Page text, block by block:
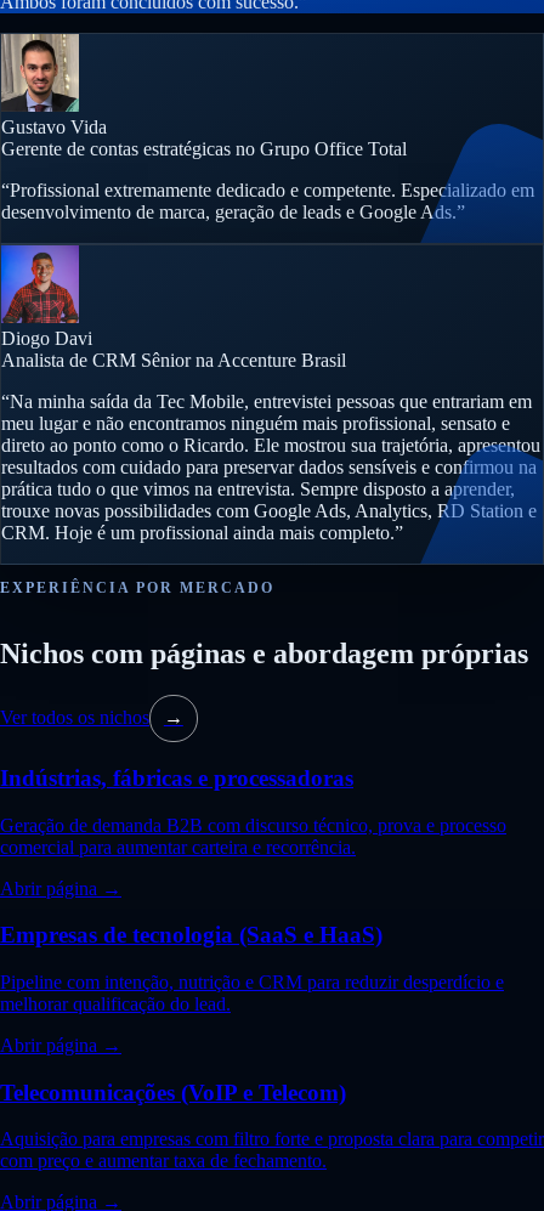
Gustavo Vida
Gerente de contas estratégicas no Grupo Office Total
“Profissional extremamente dedicado e competente. Especializado em
desenvolvimento de marca, geração de leads e Google Ads.”
Diogo Davi
Analista de CRM Sênior na Accenture Brasil
“Na minha saída da Tec Mobile, entrevistei pessoas que entrariam em
meu lugar e não encontramos ninguém mais profissional, sensato e
direto ao ponto como o Ricardo. Ele mostrou sua trajetória, apresentou
resultados com cuidado para preservar dados sensíveis e confirmou na
prática tudo o que vimos na entrevista. Sempre disposto a aprender,
trouxe novas possibilidades com Google Ads, Analytics, RD Station e
CRM. Hoje é um profissional ainda mais completo.”
EXPERIÊNCIA POR MERCADO
Nichos com páginas e abordagem próprias
Ver todos os nichos →
Indústrias, fábricas e processadoras
Geração de demanda B2B com discurso técnico, prova e processo
comercial para aumentar carteira e recorrência.
Abrir página →
Empresas de tecnologia (SaaS e HaaS)
Pipeline com intenção, nutrição e CRM para reduzir desperdício e
melhorar qualificação do lead.
Abrir página →
Telecomunicações (VoIP e Telecom)
Aquisição para empresas com filtro forte e proposta clara para competir
com preço e aumentar taxa de fechamento.
Abrir página →